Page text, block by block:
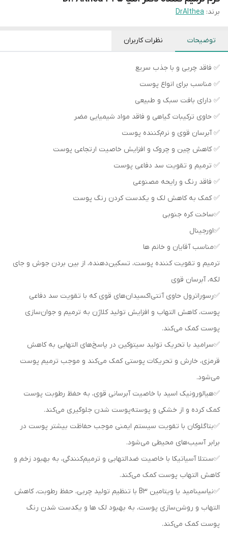
برند: DrAlthea
توضیحات نظرات کاربران
✅ فاقد چربی و با جذب سریع
✅ مناسب برای انواع پوست
✅ دارای بافت سبک و طبیعی
✅ حاوی ترکیبات گیاهی و فاقد مواد شیمیایی مضر
✅ آبرسان قوی و نرم‌کننده پوست
✅ کاهش چین و چروک و افزایش خاصیت ارتجاعی پوست
✅ ترمیم و تقویت سد دفاعی پوست
✅ فاقد رنگ و رایحه مصنوعی
✅ کمک به کاهش لک و یکدست کردن رنگ پوست
✅️ساخت کره جنوبی
✅️اورجینال
✅️مناسب آقایان و خانم ها
ترمیم و تقویت کننده پوست، تسکین‌دهنده، از بین بردن جوش و جای
لکه، آبرسان قوی
✅️رسوراترول حاوی آنتی‌اکسیدان‌های قوی که با تقویت سد دفاعی
پوست، کاهش التهاب و افزایش تولید کلاژن به ترمیم و جوان‌سازی
پوست کمک می‌کند.
✅️سرامید با تحریک تولید سیتوکین در پاسخ‌های التهابی به کاهش
قرمزی، خارش و تحریکات پوستی کمک می‌کند و موجب ترمیم پوست
می‌شود.
✅️هیالورونیک اسید با خاصیت آبرسانی قوی، به حفظ رطوبت پوست
کمک کرده و از خشکی و پوسته‌پوست شدن جلوگیری می‌کند.
✅️بتاگلوکان با تقویت سیستم ایمنی موجب حفاظت بیشتر پوست در
برابر آسیب‌های محیطی می‌شود.
✅️سنتلا آسیاتیکا با خاصیت ضدالتهابی و ترمیم‌کنندگی، به بهبود زخم و
کاهش التهاب پوست کمک می‌کند.
✅️نیاسینامید یا ویتامین B3 با تنظیم تولید چربی، حفظ رطوبت، کاهش
التهاب و روشن‌سازی پوست، به بهبود لک‌ ها و یکدست شدن رنگ
پوست کمک می‌کند.